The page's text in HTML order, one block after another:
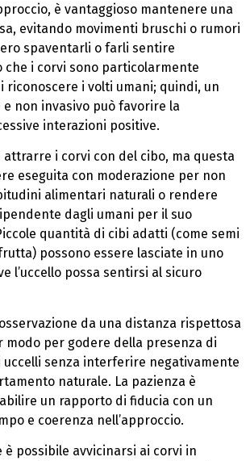
è vantaggioso mantenere una
evitando movimenti bruschi o rumori
spaventarli o farli sentire
che i corvi sono particolarmente
riconoscere i volti umani; quindi, un
non invasivo può favorire la
interazioni positive.
attrarre i corvi con del cibo, ma questa
eseguita con moderazione per non
alimentari naturali o rendere
dagli umani per il suo
quantità di cibi adatti (come semi
possono essere lasciate in uno
l’uccello possa sentirsi al sicuro
da una distanza rispettosa
modo per godere della presenza di
senza interferire negativamente
naturale. La pazienza è
un rapporto di fiducia con un
e coerenza nell’approccio.
possibile avvicinarsi ai corvi in